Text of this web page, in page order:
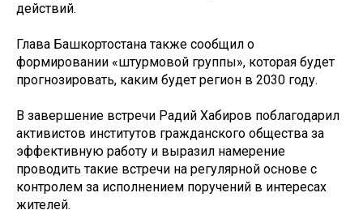
действий.
Глава Башкортостана также сообщил о
формировании «штурмовой группы», которая будет
прогнозировать, каким будет регион в 2030 году.
В завершение встречи Радий Хабиров поблагодарил
активистов институтов гражданского общества за
эффективную работу и выразил намерение
проводить такие встречи на регулярной основе с
контролем за исполнением поручений в интересах
жителей.